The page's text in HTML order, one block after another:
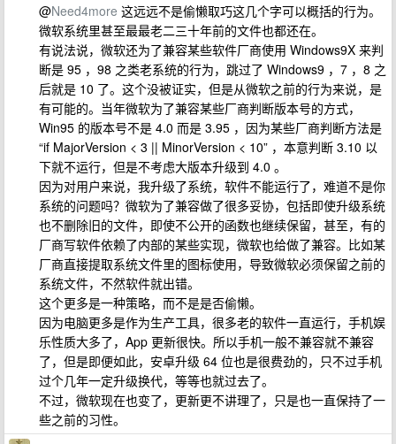
@Need4more 这远远不是偷懒取巧这几个字可以概括的行为。
微软系统里甚至最最老二三十年前的文件也都还在。
有说法说，微软还为了兼容某些软件厂商使用 Windows9X 来判
断是 95 ，98 之类老系统的行为，跳过了 Windows9 ，7 ，8 之
后就是 10 了。这个没被证实，但是从微软之前的行为来说，是
有可能的。当年微软为了兼容某些厂商判断版本号的方式，
Win95 的版本号不是 4.0 而是 3.95 ，因为某些厂商判断方法是
“if MajorVersion < 3 || MinorVersion < 10” ，本意判断 3.10 以
下就不运行，但是不考虑大版本升级到 4.0 。
因为对用户来说，我升级了系统，软件不能运行了，难道不是你
系统的问题吗？微软为了兼容做了很多妥协，包括即使升级系统
也不删除旧的文件，即使不公开的函数也继续保留，甚至，有的
厂商写软件依赖了内部的某些实现，微软也给做了兼容。比如某
厂商直接提取系统文件里的图标使用，导致微软必须保留之前的
系统文件，不然软件就出错。
这个更多是一种策略，而不是是否偷懒。
因为电脑更多是作为生产工具，很多老的软件一直运行，手机娱
乐性质大多了，App 更新很快。所以手机一般不兼容就不兼容
了，但是即便如此，安卓升级 64 位也是很费劲的，只不过手机
过个几年一定升级换代，等等也就过去了。
不过，微软现在也变了，更新更不讲理了，只是也一直保持了一
些之前的习性。